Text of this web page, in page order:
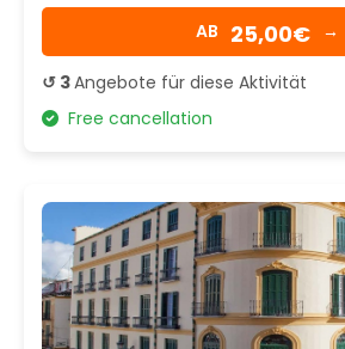
AB 25,00€ →
↺ 3Angebote für diese Aktivität
Free cancellation